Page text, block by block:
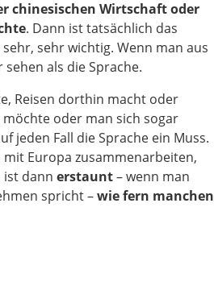
chinesischen Wirtschaft oder
. Dann ist tatsächlich das
sehr wichtig. Wenn man aus
als die Sprache.
Reisen dorthin macht oder
oder man sich sogar
jeden Fall die Sprache ein Muss.
Europa zusammenarbeiten,
ist dann erstaunt – wenn man
spricht – wie fern manchen